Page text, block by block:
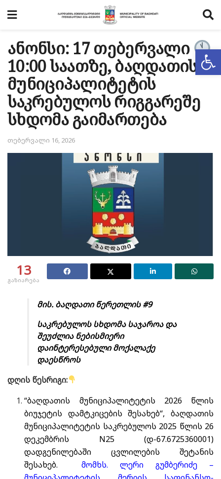
ანონსი: 17 თებერვალი
10:00 საათზე, ბაღდათის
მუნიციპალიტეტის
საკრებულოს რიგგარეშე
სხდომა გაიმართება
თებერვალი 16, 2026
13
გაზიარება
მის. ბაღდათი წერეთლის #9
საკრებულოს სხდომა საჯაროა და
შეუძლია ნებისმიერი
დაინტერესებული მოქალაქე
დაესწროს
დღის წესრიგი:
“ბაღდათის მუნიციპალიტეტის 2026 წლის
ბიუჯეტის დამტკიცების შესახებ“, ბაღდათის
მუნიციპალიტეტის საკრებულოს 2025 წლის 26
დეკემბრის N25 (დ-67.6725360001)
დადგენილებაში ცვლილების შეტანის
შესახებ.მომხს. ლერი გუმბერიძე –